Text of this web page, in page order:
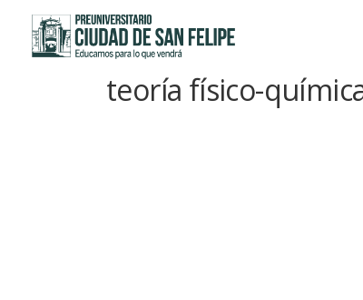
contenido
teoría físico-